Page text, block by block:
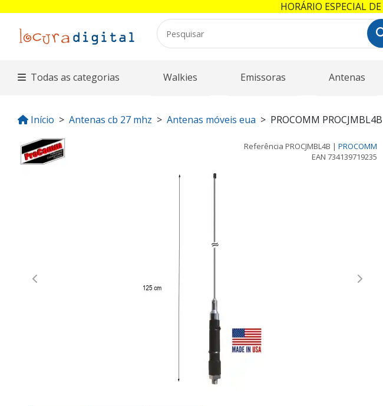
Todas as categorias Walkies Emissoras Antenas
Início Antenas cb 27 mhz Antenas móveis eua PROCOMM PROCJMBL4B
Referência PROCJMBL4B | PROCOMM
EAN 734139719235
Previous Next
HORÁRIO ESPECIAL DE